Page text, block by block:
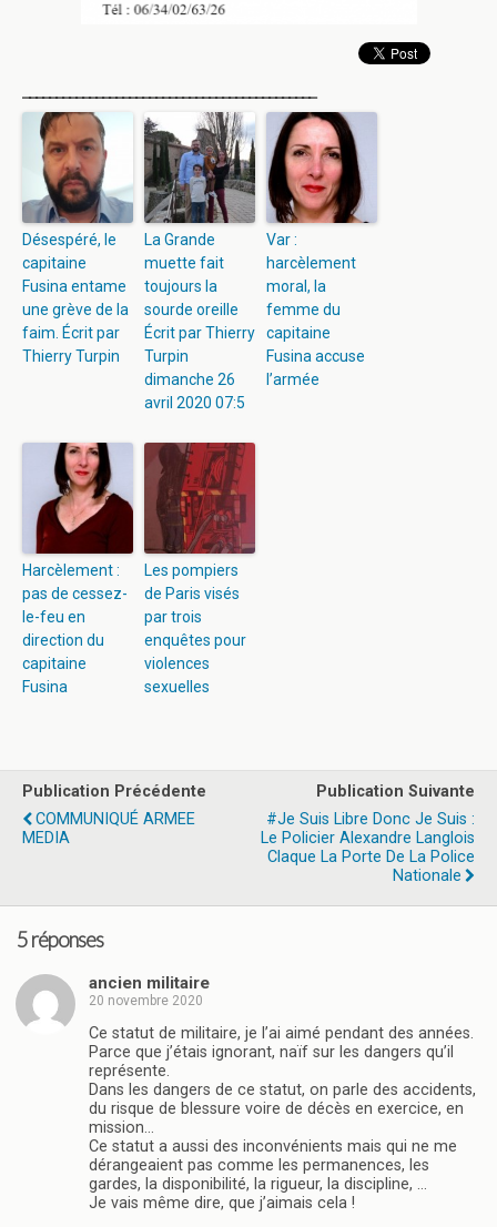
Désespéré, le
capitaine
Fusina entame
une grève de la
faim. Écrit par
Thierry Turpin
La Grande
muette fait
toujours la
sourde oreille
Écrit par Thierry
Turpin
dimanche 26
avril 2020 07:5
Var :
harcèlement
moral, la
femme du
capitaine
Fusina accuse
l’armée
Harcèlement :
pas de cessez-
le-feu en
direction du
capitaine
Fusina
Les pompiers
de Paris visés
par trois
enquêtes pour
violences
sexuelles
Publication Précédente
COMMUNIQUÉ ARMEE
MEDIA
Publication Suivante
#Je Suis Libre Donc Je Suis :
Le Policier Alexandre Langlois
Claque La Porte De La Police
Nationale
5 réponses
ancien militaire
20 novembre 2020
Ce statut de militaire, je l’ai aimé pendant des années.
Parce que j’étais ignorant, naïf sur les dangers qu’il
représente.
Dans les dangers de ce statut, on parle des accidents,
du risque de blessure voire de décès en exercice, en
mission…
Ce statut a aussi des inconvénients mais qui ne me
dérangeaient pas comme les permanences, les
gardes, la disponibilité, la rigueur, la discipline, …
Je vais même dire, que j’aimais cela !